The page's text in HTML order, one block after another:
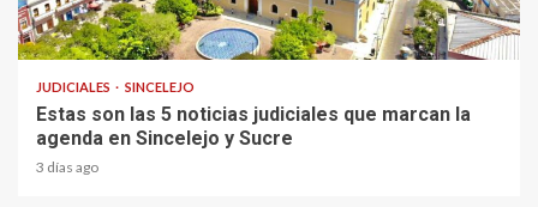
2 min read
JUDICIALES SINCELEJO
Estas son las 5 noticias judiciales que marcan la
agenda en Sincelejo y Sucre
3 días ago